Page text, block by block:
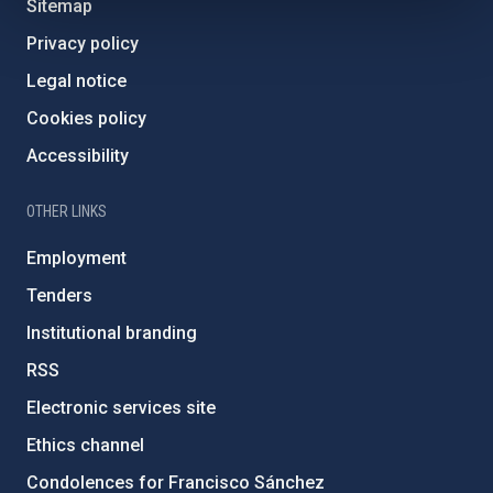
Sitemap
Privacy policy
Legal notice
Cookies policy
Accessibility
OTHER LINKS
Employment
Tenders
Institutional branding
RSS
Electronic services site
Ethics channel
Condolences for Francisco Sánchez